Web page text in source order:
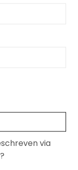
plantaardige
met chronische
de organisatie het
via